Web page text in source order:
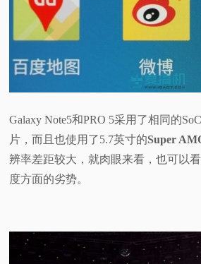
Galaxy Note5和PRO 5采用了相同的
片，而且也使用了5.7英寸的Super
辨率差距较大，就肉眼来看，也可以
度方面的劣势。